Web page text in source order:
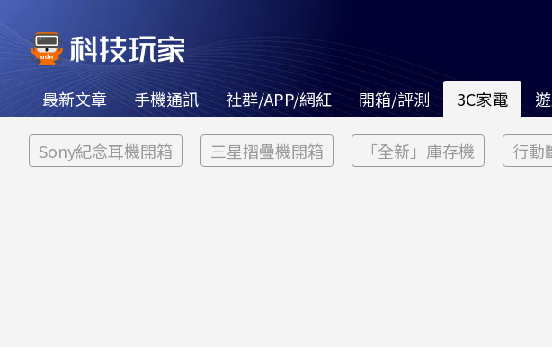
最新文章 手機通訊 社群/APP/網紅 開箱/評測 3C家電
Sony紀念耳機開箱 三星摺疊機開箱 「全新」庫存機 行動